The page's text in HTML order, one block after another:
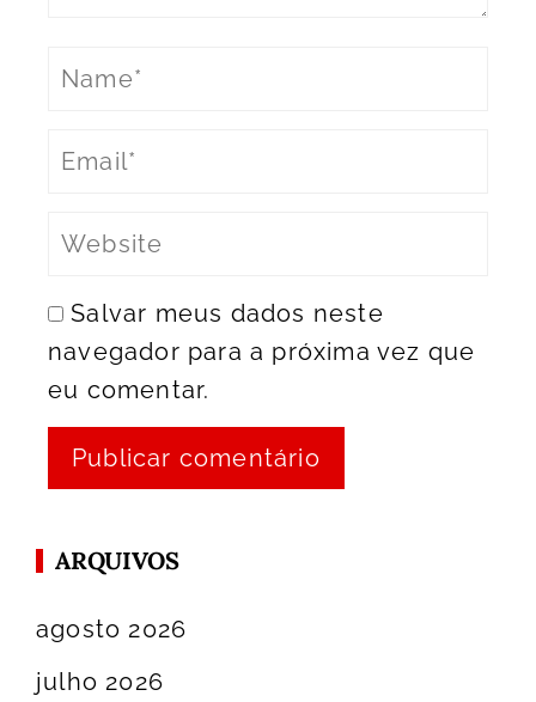
Salvar meus dados neste
navegador para a próxima vez que
eu comentar.
ARQUIVOS
agosto 2026
julho 2026